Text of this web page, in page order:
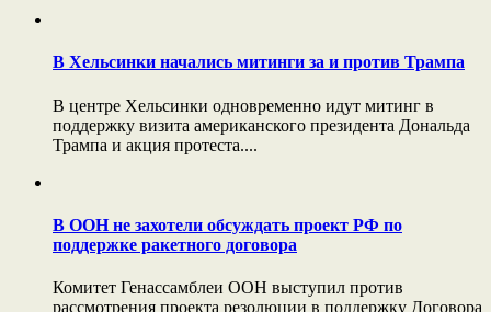
В Хельсинки начались митинги за и против Трампа
В центре Хельсинки одновременно идут митинг в
поддержку визита американского президента Дональда
Трампа и акция протеста....
В ООН не захотели обсуждать проект РФ по
поддержке ракетного договора
Комитет Генассамблеи ООН выступил против
рассмотрения проекта резолюции в поддержку Договора